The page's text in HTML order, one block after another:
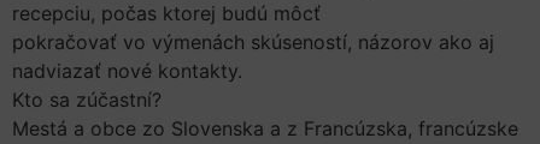
recepciu, počas ktorej budú môcť
pokračovať vo výmenách skúseností, názorov ako aj
nadviazať nové kontakty.
Kto sa zúčastní?
Mestá a obce zo Slovenska a z Francúzska, francúzske